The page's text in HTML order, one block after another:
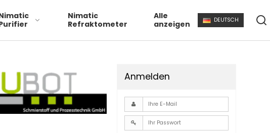
Nimatic
Refraktometer
Alle
anzeigen
DEUTSCH
Anmelden